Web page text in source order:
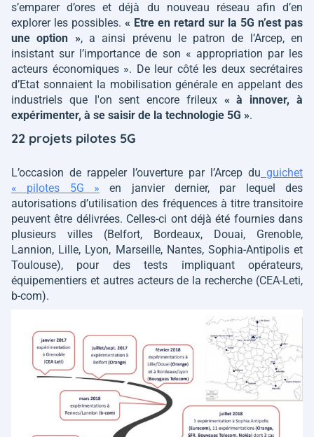
s’emparer d’ores et déjà du nouveau réseau afin d’en
explorer les possibles. « Etre en retard sur la 5G n’est pas
une option », a ainsi prévenu le patron de l’Arcep, en
insistant sur l’importance de son « appropriation par les
acteurs économiques ». De leur côté les deux secrétaires
d’Etat sonnaient la mobilisation générale en appelant des
industriels que l'on sent encore frileux « à innover, à
expérimenter, à se saisir de la technologie 5G ».
22 projets pilotes 5G
L’occasion de rappeler l’ouverture par l’Arcep du guichet
« pilotes 5G » en janvier dernier, par lequel des
autorisations d’utilisation des fréquences à titre transitoire
peuvent être délivrées. Celles-ci ont déjà été fournies dans
plusieurs villes (Belfort, Bordeaux, Douai, Grenoble,
Lannion, Lille, Lyon, Marseille, Nantes, Sophia-Antipolis et
Toulouse), pour des tests impliquant opérateurs,
équipementiers et autres acteurs de la recherche (CEA-Leti,
b-com).